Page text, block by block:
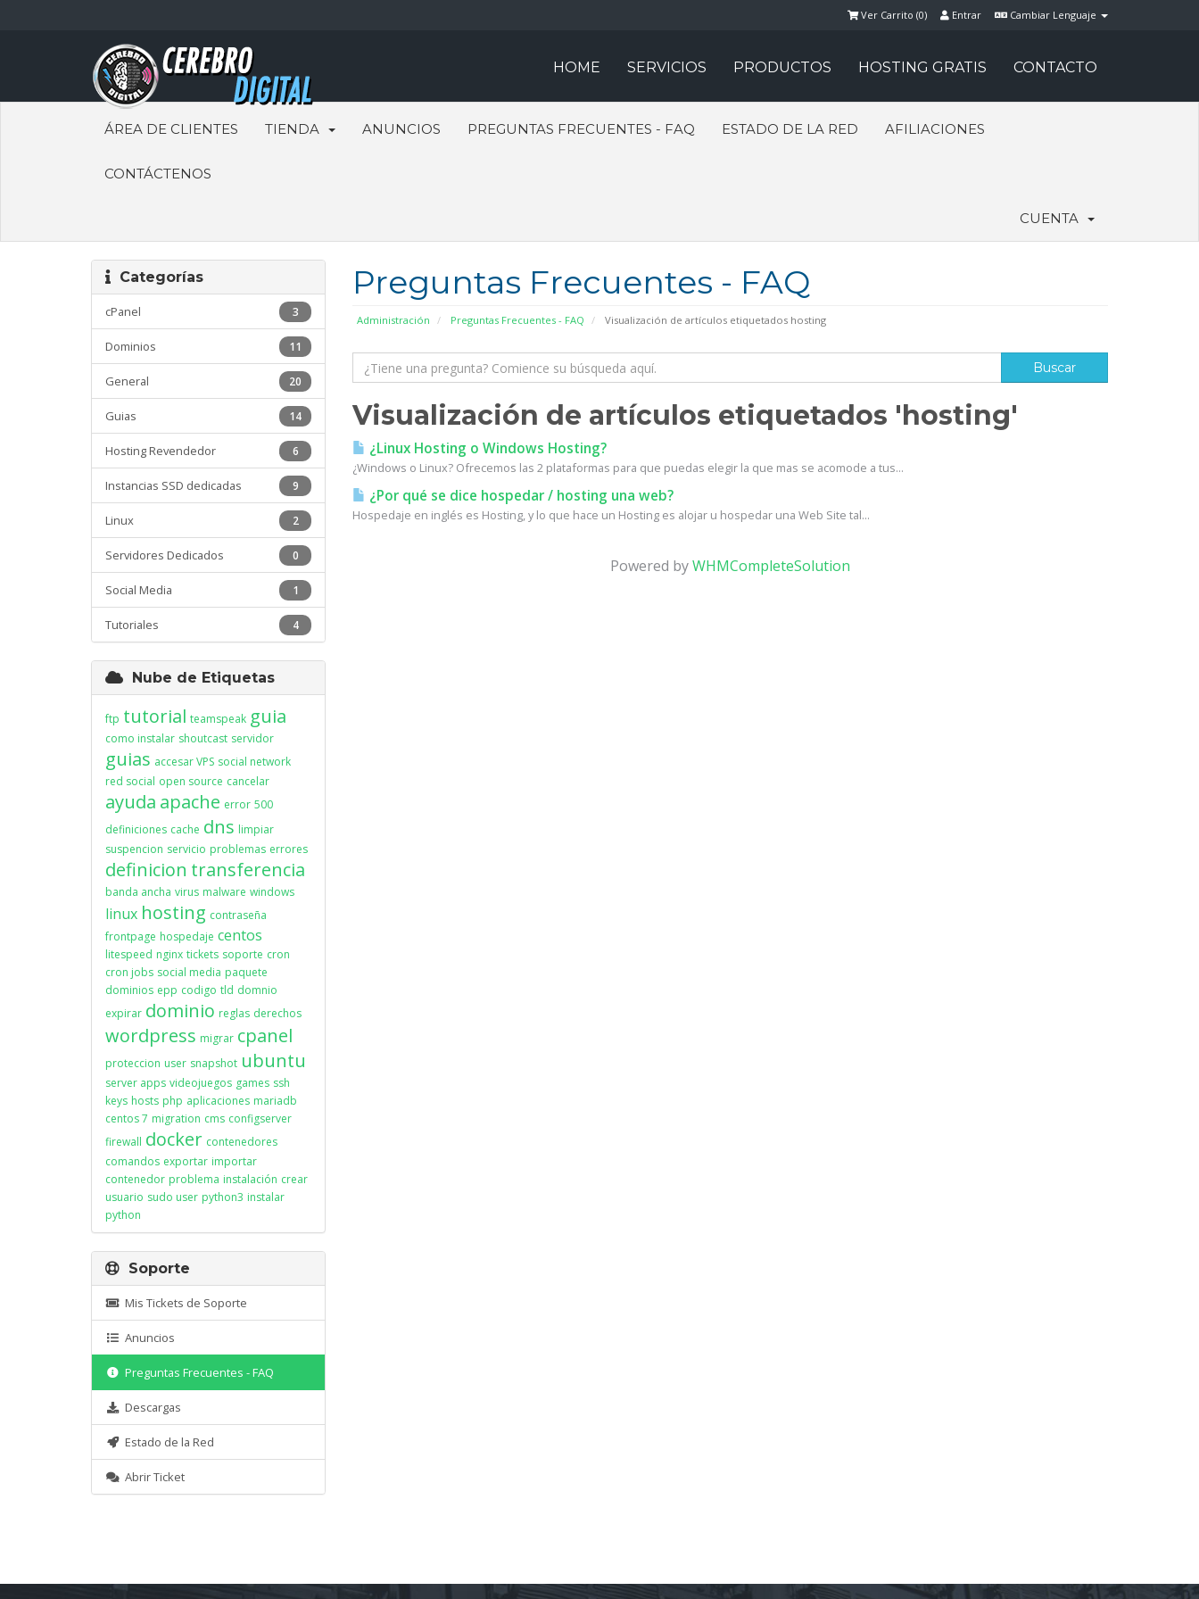
Cambiar Lenguaje
Entrar
Ver Carrito (0)
HOME SERVICIOS PRODUCTOS HOSTING GRATIS CONTACTO
ÁREA DE CLIENTES TIENDA ANUNCIOS PREGUNTAS FRECUENTES - FAQ ESTADO DE LA RED AFILIACIONES
CONTÁCTENOS
CUENTA
Preguntas Frecuentes - FAQ
Administración Preguntas Frecuentes - FAQ Visualización de artículos etiquetados hosting
Categorías
3
cPanel
11
Dominios
20
General
14
Guias
6
Hosting Revendedor
9
Instancias SSD dedicadas
2
Linux
0
Servidores Dedicados
1
Social Media
4
Tutoriales
Visualización de artículos etiquetados 'hosting'
¿Linux Hosting o Windows Hosting?
¿Windows o Linux? Ofrecemos las 2 plataformas para que puedas elegir la que mas se acomode a tus...
¿Por qué se dice hospedar / hosting una web?
Hospedaje en inglés es Hosting, y lo que hace un Hosting es alojar u hospedar una Web Site tal...
Powered byWHMCompleteSolution
Nube de Etiquetas
ftp tutorial teamspeak guia
como instalar shoutcast servidor
guias accesar VPS social network
red social open source cancelar
ayuda apache error 500
definiciones cache dns limpiar
suspencion servicio problemas errores
definicion transferencia
banda ancha virus malware windows
linux hosting contraseña
frontpage hospedaje centos
litespeed nginx tickets soporte cron
cron jobs social media paquete
dominios epp codigo tld domnio
expirar dominio reglas derechos
wordpress migrar cpanel
proteccion user snapshot ubuntu
server apps videojuegos games ssh
keys hosts php aplicaciones mariadb
centos 7 migration cms configserver
firewall docker contenedores
comandos exportar importar
contenedor problema instalación crear
usuario sudo user python3 instalar
python
Soporte
Mis Tickets de Soporte
Anuncios
Preguntas Frecuentes - FAQ
Descargas
Estado de la Red
Abrir Ticket